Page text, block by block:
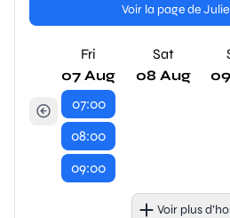
Voir la page de Julie
Fri
07 Aug
07:00
08:00
09:00
Sat
08 Aug
Voir plus